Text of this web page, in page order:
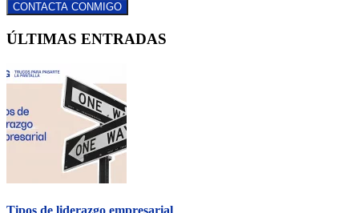
CONTACTA CONMIGO
ÚLTIMAS ENTRADAS
Tipos de liderazgo empresarial